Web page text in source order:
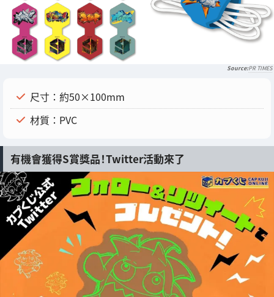
PR TIMES
尺寸：約50×100mm
材質：PVC
有機會獲得S賞獎品！Twitter活動來了